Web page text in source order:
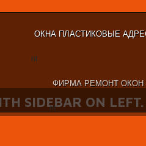
ОКНА ПЛАСТИКОВЫЕ
nt
ФИРМА РЕМОНТ ОКОН
nt
SIDEBAR ON LEFT.